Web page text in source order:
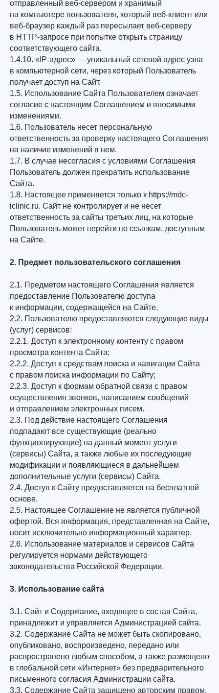
отправленный веб-сервером и хранимый
на компьютере пользователя, который веб-клиент или
веб-браузер каждый раз пересылает веб-серверу
в HTTP-запросе при попытке открыть страницу
соответствующего сайта.
1.4.10. «IP-адрес» — уникальный сетевой адрес узла
в компьютерной сети, через который Пользователь
получает доступ на Сайт.
1.5. Использование Сайта Пользователем означает
согласие с настоящим Соглашением и вносимыми
изменениями.
1.6. Пользователь несет персональную
ответственность за проверку настоящего Соглашения
на наличие изменений в нем.
1.7. В случае несогласия с условиями Соглашения
Пользователь должен прекратить использование
Сайта.
1.8. Настоящее применяется только к https://mdc-
iclinic.ru. Сайт не контролирует и не несет
ответственность за сайты третьих лиц, на которые
Пользователь может перейти по ссылкам, доступным
на Сайте.
2. Предмет пользовательского соглашения
2.1. Предметом настоящего Соглашения является
предоставление Пользователю доступа
к информации, содержащейся на Сайте.
2.2. Пользователю предоставляются следующие виды
(услуг) сервисов:
2.2.1. Доступ к электронному контенту с правом
просмотра контента Сайта;
2.2.2. Доступ к средствам поиска и навигации Сайта
с правом поиска информации по Сайту;
2.2.3. Доступ к формам обратной связи с правом
осуществления звонков, написанием сообщений
и отправлением электронных писем.
2.3. Под действие настоящего Соглашения
подпадают все существующие (реально
функционирующие) на данный момент услуги
(сервисы) Сайта, а также любые их последующие
модификации и появляющиеся в дальнейшем
дополнительные услуги (сервисы) Сайта.
2.4. Доступ к Сайту предоставляется на бесплатной
основе.
2.5. Настоящее Соглашение не является публичной
офертой. Вся информация, представленная на Сайте,
носит исключительно информационный характер.
2.6. Использование материалов и сервисов Сайта
регулируется нормами действующего
законодательства Российской Федерации.
3. Использование сайта
3.1. Сайт и Содержание, входящее в состав Сайта,
принадлежит и управляется Администрацией сайта.
3.2. Содержание Сайта не может быть скопировано,
опубликовано, воспроизведено, передано или
распространено любым способом, а также размещено
в глобальной сети «Интернет» без предварительного
письменного согласия Администрации сайта.
3.3. Содержание Сайта защищено авторским правом,